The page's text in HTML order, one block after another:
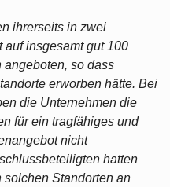
ihrerseits in zwei
insgesamt gut 100
so dass
erworben hätte. Bei
die Unternehmen die
für ein tragfähiges und
nicht
hatten
solchen Standorten an